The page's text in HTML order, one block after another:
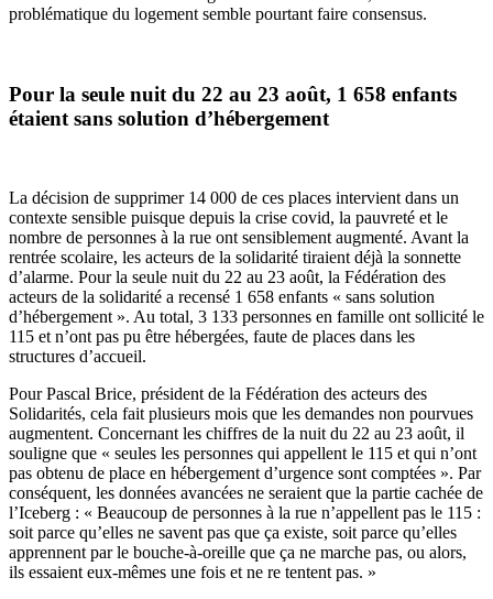
problématique du logement semble pourtant faire consensus.
Pour la seule nuit du 22 au 23 août, 1 658 enfants
étaient sans solution d’hébergement
La décision de supprimer 14 000 de ces places intervient dans un
contexte sensible puisque depuis la crise covid, la pauvreté et le
nombre de personnes à la rue ont sensiblement augmenté. Avant la
rentrée scolaire, les acteurs de la solidarité tiraient déjà la sonnette
d’alarme. Pour la seule nuit du 22 au 23 août, la Fédération des
acteurs de la solidarité a recensé 1 658 enfants « sans solution
d’hébergement ». Au total, 3 133 personnes en famille ont sollicité le
115 et n’ont pas pu être hébergées, faute de places dans les
structures d’accueil.
Pour Pascal Brice, président de la Fédération des acteurs des
Solidarités, cela fait plusieurs mois que les demandes non pourvues
augmentent. Concernant les chiffres de la nuit du 22 au 23 août, il
souligne que « seules les personnes qui appellent le 115 et qui n’ont
pas obtenu de place en hébergement d’urgence sont comptées ». Par
conséquent, les données avancées ne seraient que la partie cachée de
l’Iceberg : « Beaucoup de personnes à la rue n’appellent pas le 115 :
soit parce qu’elles ne savent pas que ça existe, soit parce qu’elles
apprennent par le bouche-à-oreille que ça ne marche pas, ou alors,
ils essaient eux-mêmes une fois et ne re tentent pas. »